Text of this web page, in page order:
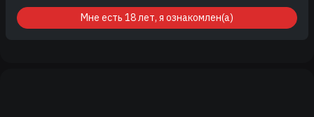
Мне есть 18 лет, я ознакомлен(а)